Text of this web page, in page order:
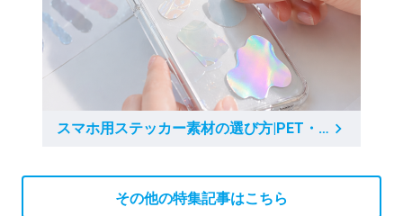
スマホ用ステッカー素材の選び方|PET・PVC・ホログラムを貼り方別に比較
その他の特集記事はこちら